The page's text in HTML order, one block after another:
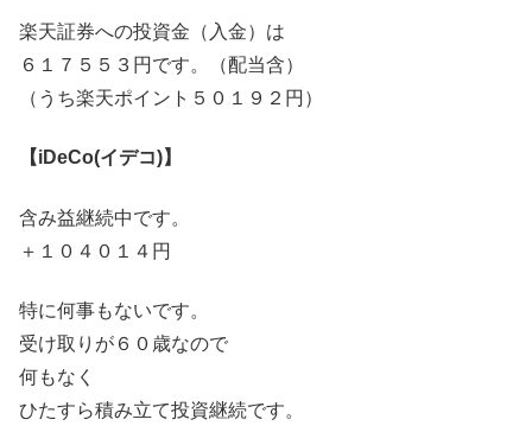
楽天証券への投資金（入金）は
６１７５５３円です。（配当含）
（うち楽天ポイント５０１９２円）
【iDeCo(イデコ)】
含み益継続中です。
＋１０４０１４円
特に何事もないです。
受け取りが６０歳なので
何もなく
ひたすら積み立て投資継続です。